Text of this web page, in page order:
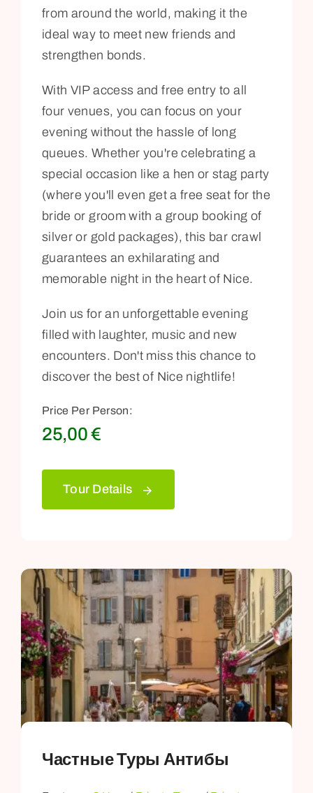
from around the world, making it the
ideal way to meet new friends and
strengthen bonds.
With VIP access and free entry to all
four venues, you can focus on your
evening without the hassle of long
queues. Whether you're celebrating a
special occasion like a hen or stag party
(where you'll even get a free seat for the
bride or groom with a group booking of
silver or gold packages), this bar crawl
guarantees an exhilarating and
memorable night in the heart of Nice.
Join us for an unforgettable evening
filled with laughter, music and new
encounters. Don't miss this chance to
discover the best of Nice nightlife!
Price Per Person:
25,00€
Tour Details
Частные Туры Антибы